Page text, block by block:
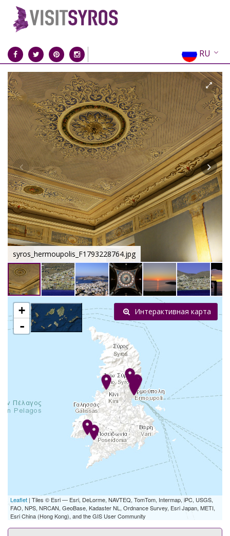
RU
EN
EL
FR
DE
IT
ES
CN
syros_hermoupolis_F1793228764.jpg
+
-
Leaflet | Tiles © Esri — Esri, DeLorme, NAVTEQ, TomTom, Intermap, iPC, USGS,
FAO, NPS, NRCAN, GeoBase, Kadaster NL, Ordnance Survey, Esri Japan, METI,
Esri China (Hong Kong), and the GIS User Community
Интерактивная карта